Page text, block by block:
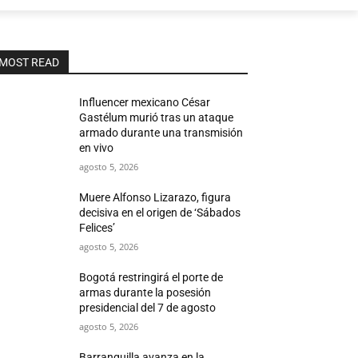
MOST READ
Influencer mexicano César
Gastélum murió tras un ataque
armado durante una transmisión
en vivo
agosto 5, 2026
Muere Alfonso Lizarazo, figura
decisiva en el origen de ‘Sábados
Felices’
agosto 5, 2026
Bogotá restringirá el porte de
armas durante la posesión
presidencial del 7 de agosto
agosto 5, 2026